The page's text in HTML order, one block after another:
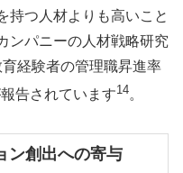
持つ人材よりも高いこと
ンパニーの人材戦略研究
経験者の管理職昇進率
告されています14。
ン創出への寄与